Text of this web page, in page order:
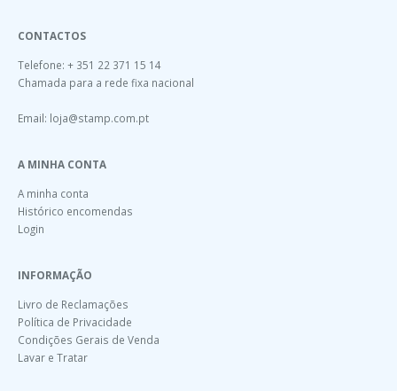
CONTACTOS
Telefone: + 351 22 371 15 14
Chamada para a rede fixa nacional
Email: loja@stamp.com.pt
A MINHA CONTA
A minha conta
Histórico encomendas
Login
INFORMAÇÃO
Livro de Reclamações
Política de Privacidade
Condições Gerais de Venda
Lavar e Tratar